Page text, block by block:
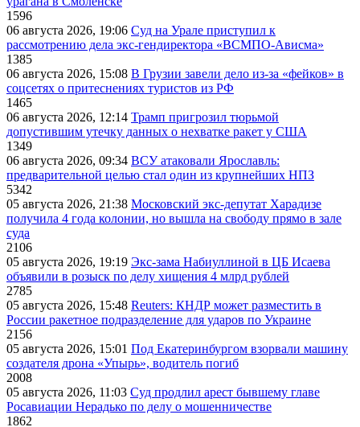
1596
06 августа 2026, 19:06 Суд на Урале приступил к
рассмотрению дела экс-гендиректора «ВСМПО-Ависма»
1385
06 августа 2026, 15:08 В Грузии завели дело из-за «фейков» в
соцсетях о притеснениях туристов из РФ
1465
06 августа 2026, 12:14 Трамп пригрозил тюрьмой
допустившим утечку данных о нехватке ракет у США
1349
06 августа 2026, 09:34 ВСУ атаковали Ярославль:
предварительной целью стал один из крупнейших НПЗ
5342
05 августа 2026, 21:38 Московский экс-депутат Харадизе
получила 4 года колонии, но вышла на свободу прямо в зале
суда
2106
05 августа 2026, 19:19 Экс-зама Набиуллиной в ЦБ Исаева
объявили в розыск по делу хищения 4 млрд рублей
2785
05 августа 2026, 15:48 Reuters: КНДР может разместить в
России ракетное подразделение для ударов по Украине
2156
05 августа 2026, 15:01 Под Екатеринбургом взорвали машину
создателя дрона «Упырь», водитель погиб
2008
05 августа 2026, 11:03 Суд продлил арест бывшему главе
Росавиации Нерадько по делу о мошенничестве
1862